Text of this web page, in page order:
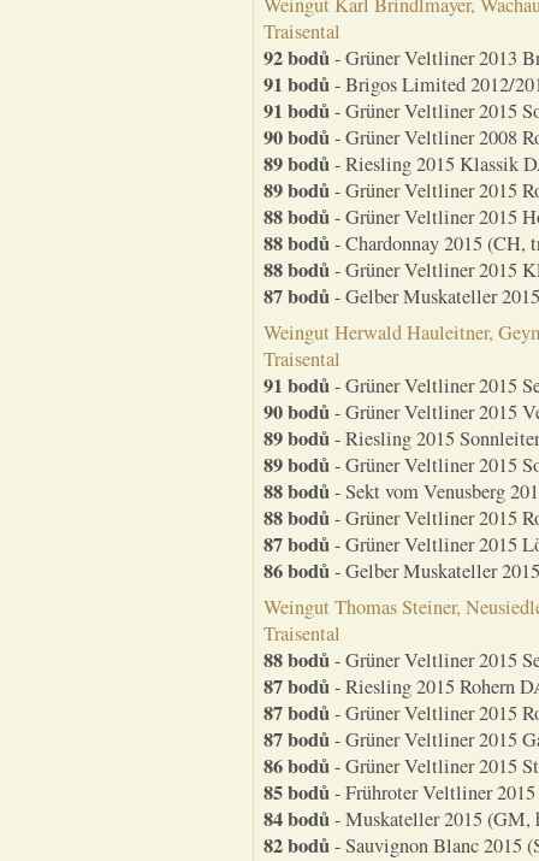
Traisental
92 bodů- Grüner Veltliner 2013
91 bodů- Brigos Limited 2012/
91 bodů- Grüner Veltliner 2015
90 bodů- Grüner Veltliner 2008
89 bodů- Riesling 2015 Klassik
89 bodů- Grüner Veltliner 2015
88 bodů- Grüner Veltliner 2015
88 bodů- Chardonnay 2015 (CH,
88 bodů- Grüner Veltliner 2015
87 bodů- Gelber Muskateller
Weingut Herwald Hauleitner,
Traisental
91 bodů- Grüner Veltliner 2015
90 bodů- Grüner Veltliner 2015
89 bodů- Riesling 2015
89 bodů- Grüner Veltliner 2015
88 bodů- Sekt vom Venusberg
88 bodů- Grüner Veltliner 2015
87 bodů- Grüner Veltliner 2015
86 bodů- Gelber Muskateller
Weingut Thomas Steiner,
Traisental
88 bodů- Grüner Veltliner 2015
87 bodů- Riesling 2015 Rohern
87 bodů- Grüner Veltliner 2015
87 bodů- Grüner Veltliner 2015
86 bodů- Grüner Veltliner 2015
85 bodů- Frühroter Veltliner
84 bodů- Muskateller 2015 (GM,
82 bodů- Sauvignon Blanc 2015